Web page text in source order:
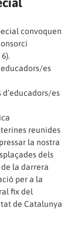
convoquen
es
es
reunides
la nostra
dels
la darrera
per a la
fix del
de Catalunya